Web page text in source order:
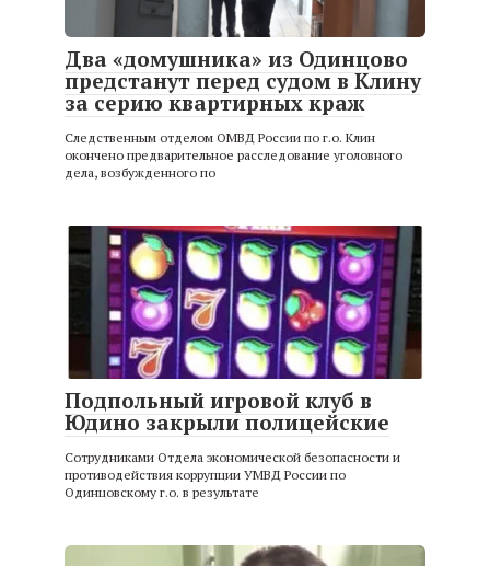
Два «домушника» из Одинцово
предстанут перед судом в Клину
за серию квартирных краж
Следственным отделом ОМВД России по г.о. Клин
окончено предварительное расследование уголовного
дела, возбужденного по
Подпольный игровой клуб в
Юдино закрыли полицейские
Сотрудниками Отдела экономической безопасности и
противодействия коррупции УМВД России по
Одинцовскому г.о. в результате